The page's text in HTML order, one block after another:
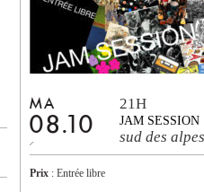
MA
08.10
21H
JAM SESSION
sud des alpes
Prix : Entrée libre